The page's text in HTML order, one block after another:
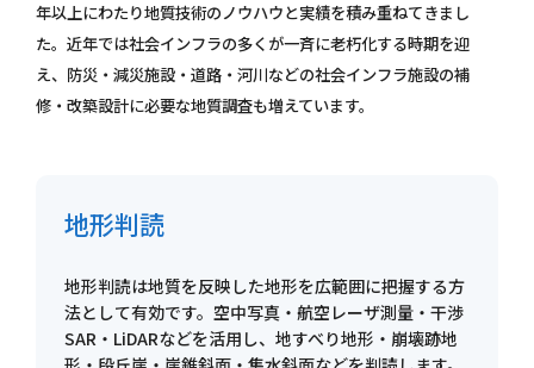
年以上にわたり地質技術のノウハウと実績を積み重ねてきまし
た。近年では社会インフラの多くが一斉に老朽化する時期を迎
え、防災・減災施設・道路・河川などの社会インフラ施設の補
修・改築設計に必要な地質調査も増えています。
地形判読
地形判読は地質を反映した地形を広範囲に把握する方
法として有効です。空中写真・航空レーザ測量・干渉
SAR・LiDARなどを活用し、地すべり地形・崩壊跡地